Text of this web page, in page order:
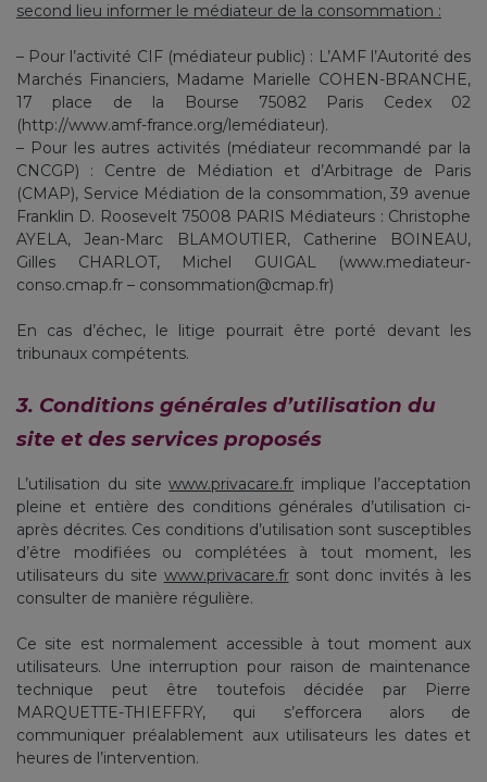
second lieu informer le médiateur de la consommation :
– Pour l’activité CIF (médiateur public) : L’AMF l’Autorité des
Marchés Financiers, Madame Marielle COHEN-BRANCHE,
17 place de la Bourse 75082 Paris Cedex 02
(http://www.amf-france.org/lemédiateur).
– Pour les autres activités (médiateur recommandé par la
CNCGP) : Centre de Médiation et d’Arbitrage de Paris
(CMAP), Service Médiation de la consommation, 39 avenue
Franklin D. Roosevelt 75008 PARIS Médiateurs : Christophe
AYELA, Jean-Marc BLAMOUTIER, Catherine BOINEAU,
Gilles CHARLOT, Michel GUIGAL (www.mediateur-
conso.cmap.fr – consommation@cmap.fr)
En cas d’échec, le litige pourrait être porté devant les
tribunaux compétents.
3. Conditions générales d’utilisation du
site et des services proposés
L’utilisation du sitewww.privacare.fr implique l’acceptation
pleine et entière des conditions générales d’utilisation ci-
après décrites. Ces conditions d’utilisation sont susceptibles
d’être modifiées ou complétées à tout moment, les
utilisateurs du site www.privacare.frsont donc invités à les
consulter de manière régulière.
Ce site est normalement accessible à tout moment aux
utilisateurs. Une interruption pour raison de maintenance
technique peut être toutefois décidée par Pierre
MARQUETTE-THIEFFRY, qui s’efforcera alors de
communiquer préalablement aux utilisateurs les dates et
heures de l’intervention.